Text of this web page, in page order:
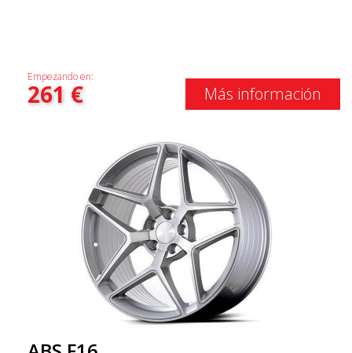
Empezando en:
261 € Más información